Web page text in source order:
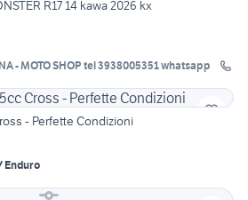
R17 14 kawa 2026 kx
- MOTO SHOP tel 3938005351 whatsapp
- Perfette Condizioni
Enduro